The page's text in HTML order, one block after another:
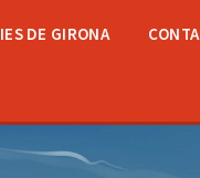
DE GIRONA